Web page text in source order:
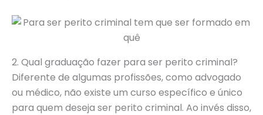
2. Qual graduação fazer para ser perito criminal?
Diferente de algumas profissões, como advogado
ou médico, não existe um curso específico e único
para quem deseja ser perito criminal. Ao invés disso,